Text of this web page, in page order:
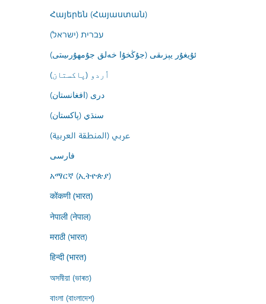
Հայերեն (Հայաստան)
עברית (ישראל)
ئۇيغۇر يېزىقى (جۇڭخۇا خەلق جۇمھۇرىيىتى)
اُردو (پاکستان)
درى (افغانستان)
سنڌي (پاکستان)
عربي (المنطقة العربية)
فارسى
አማርኛ (ኢትዮጵያ)
कोंकणी (भारत)
नेपाली (नेपाल)
मराठी (भारत)
हिन्दी (भारत)
অসমীয়া (ভাৰত)
বাংলা (বাংলাদেশ)